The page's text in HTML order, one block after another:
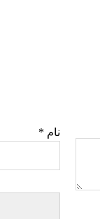
نام *